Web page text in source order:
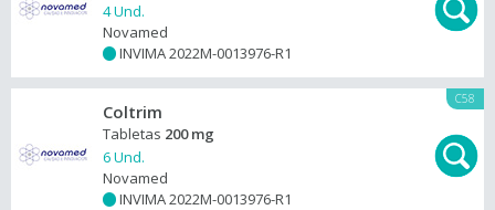
4 Und.
Novamed
INVIMA 2022M-0013976-R1
C58
Coltrim
Tabletas 200 mg
6 Und.
Novamed
INVIMA 2022M-0013976-R1